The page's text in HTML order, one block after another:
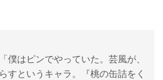
僕はピンでやっていた。芸風が、
すというキャラ。『桃の缶詰をく